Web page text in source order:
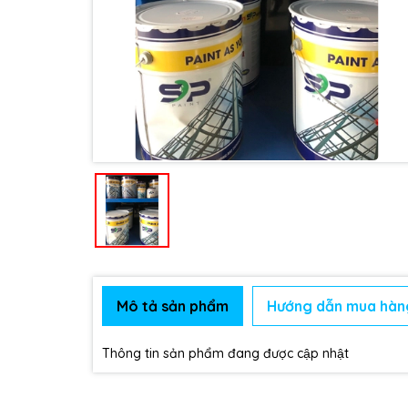
Mô tả sản phẩm Hướng dẫn mua
Thông tin sản phẩm đang được cập nhật